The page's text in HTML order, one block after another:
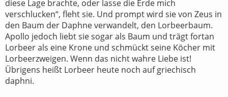
diese Lage brachte, oder lasse die Erde mich
verschlucken“, fleht sie. Und prompt wird sie von Zeus in
den Baum der Daphne verwandelt, den Lorbeerbaum.
Apollo jedoch liebt sie sogar als Baum und trägt fortan
Lorbeer als eine Krone und schmückt seine Köcher mit
Lorbeerzweigen. Wenn das nicht wahre Liebe ist!
Übrigens heißt Lorbeer heute noch auf griechisch
daphni.